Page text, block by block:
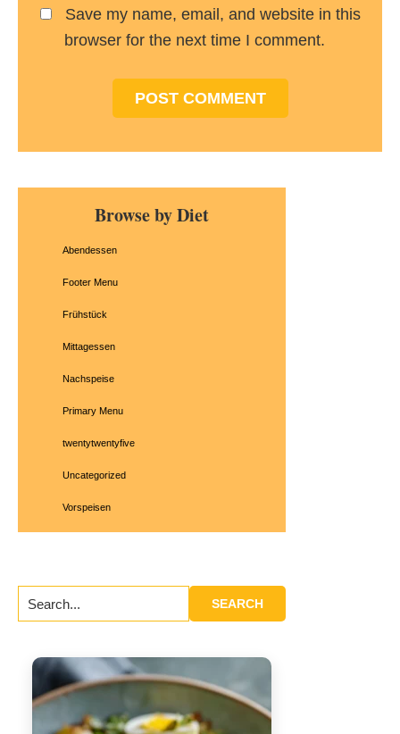
Save my name, email, and website in this
browser for the next time I comment.
Primary
SidebarBrowse by Diet
Abendessen
Footer Menu
Frühstück
Mittagessen
Nachspeise
Primary Menu
twentytwentyfive
Uncategorized
Vorspeisen